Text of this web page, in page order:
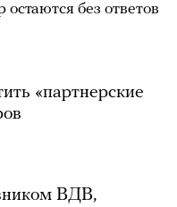
без ответов
«партнерские
ВДВ,